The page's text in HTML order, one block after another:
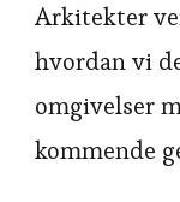
Arkitekter
hvordan vi
omgivelser
kommende